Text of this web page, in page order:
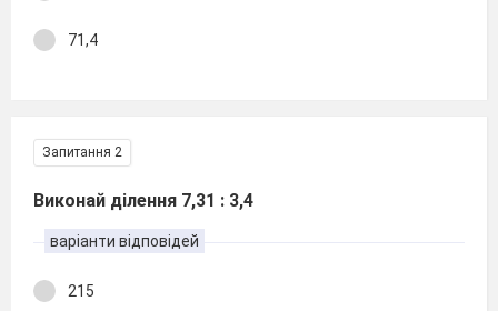
71,4
Запитання 2
Виконай ділення 7,31 : 3,4
варіанти відповідей
215